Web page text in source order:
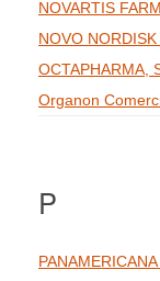
NOVARTIS
NOVO
OCTAPHARMA,
Organon
P